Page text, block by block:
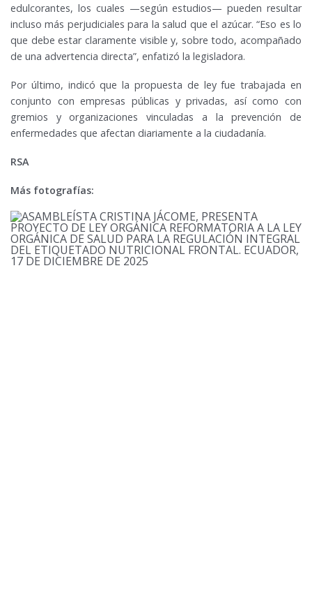
edulcorantes, los cuales —según estudios— pueden resultar
incluso más perjudiciales para la salud que el azúcar. “Eso es lo
que debe estar claramente visible y, sobre todo, acompañado
de una advertencia directa”, enfatizó la legisladora.
Por último, indicó que la propuesta de ley fue trabajada en
conjunto con empresas públicas y privadas, así como con
gremios y organizaciones vinculadas a la prevención de
enfermedades que afectan diariamente a la ciudadanía.
RSA
Más fotografías: